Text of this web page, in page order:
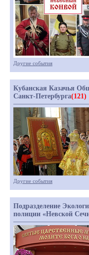
Другие события
Кубанская Казачья
Санкт-Петербурга(121)
Другие события
Подразделение
полиции «Невской